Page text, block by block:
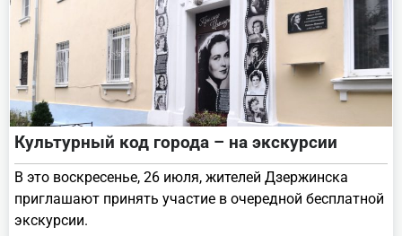
Культурный код города – на экскурсии
В это воскресенье, 26 июля, жителей Дзержинска
приглашают принять участие в очередной бесплатной
экскурсии.